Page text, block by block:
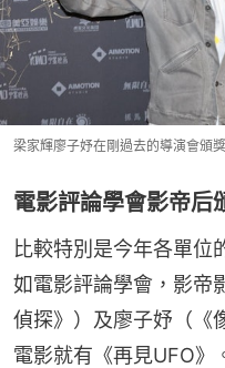
梁家輝廖子妤在剛過去的導演會頒
電影評論學會影帝后
比較特別是今年各單位
如電影評論學會，影帝
偵探》）及廖子妤（《
電影就有《再見UFO》